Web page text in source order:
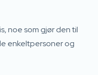
noe som gjør den til
enkeltpersoner og